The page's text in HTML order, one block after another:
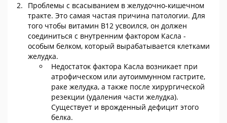
Проблемы с всасыванием в желудочно-кишечном
тракте. Это самая частая причина патологии. Для
того чтобы витамин В12 усвоился, он должен
соединиться с внутренним фактором Касла -
особым белком, который вырабатывается клетками
желудка.
Недостаток фактора Касла возникает при
атрофическом или аутоиммунном гастрите,
раке желудка, а также после хирургической
резекции (удаления части желудка).
Существует и врожденный дефицит этого
белка.